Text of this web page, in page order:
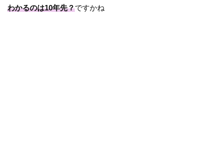
わかるのは10年先？ですかね